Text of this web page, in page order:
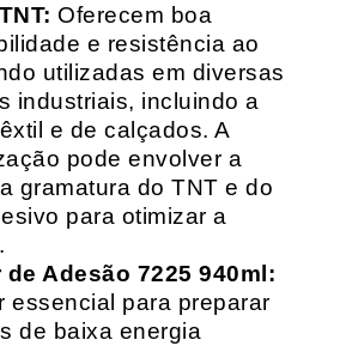
Oferecem boa
e resistência ao
utilizadas em diversas
industriais, incluindo a
e de calçados. A
pode envolver a
gramatura do TNT e do
para otimizar a
Adesão 7225 940ml:
essencial para preparar
de baixa energia